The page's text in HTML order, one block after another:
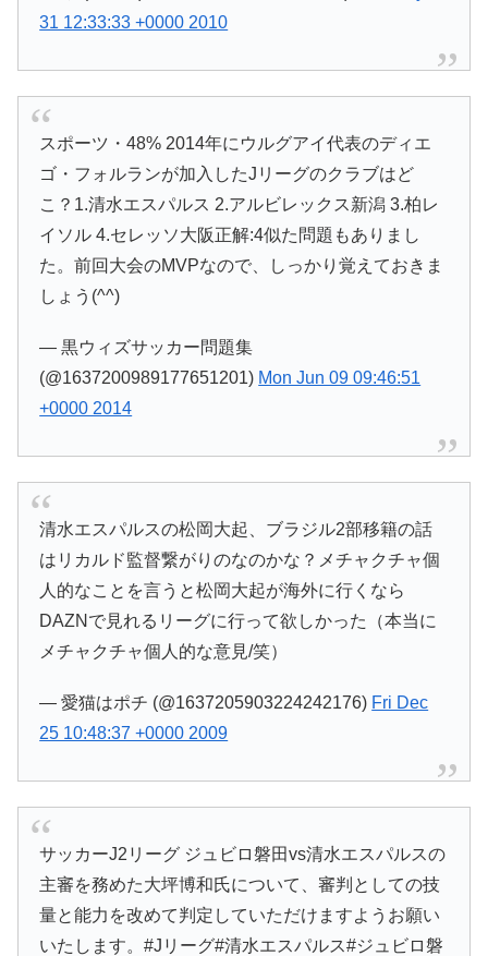
31 12:33:33 +0000 2010
スポーツ・48% 2014年にウルグアイ代表のディエ
ゴ・フォルランが加入したJリーグのクラブはど
こ？1.清水エスパルス 2.アルビレックス新潟 3.柏レ
イソル 4.セレッソ大阪正解:4似た問題もありまし
た。前回大会のMVPなので、しっかり覚えておきま
しょう(^^)
— 黒ウィズサッカー問題集
(@1637200989177651201) Mon Jun 09 09:46:51
+0000 2014
清水エスパルスの松岡大起、ブラジル2部移籍の話
はリカルド監督繋がりのなのかな？メチャクチャ個
人的なことを言うと松岡大起が海外に行くなら
DAZNで見れるリーグに行って欲しかった（本当に
メチャクチャ個人的な意見/笑）
— 愛猫はポチ (@1637205903224242176) Fri Dec
25 10:48:37 +0000 2009
サッカーJ2リーグ ジュビロ磐田vs清水エスパルスの
主審を務めた大坪博和氏について、審判としての技
量と能力を改めて判定していただけますようお願い
いたします。#Jリーグ#清水エスパルス#ジュビロ磐